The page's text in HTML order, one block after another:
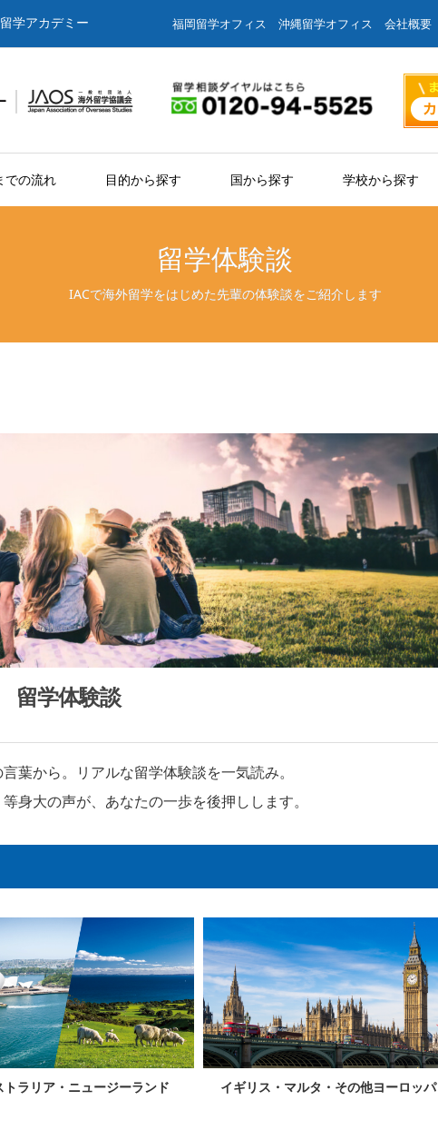
学アカデミー 福岡留学オフィス 沖縄留学オフィス 会社概要
での流れ 目的から探す 国から探す 学校から探す
留学体験談
IACで海外留学をはじめた先輩の体験談をご紹介します
留学体験談
葉から。リアルな留学体験談を一気読み。
身大の声が、あなたの一歩を後押しします。
ラリア・ ニュージーランド イギリス・マルタ・ その他ヨーロッパ